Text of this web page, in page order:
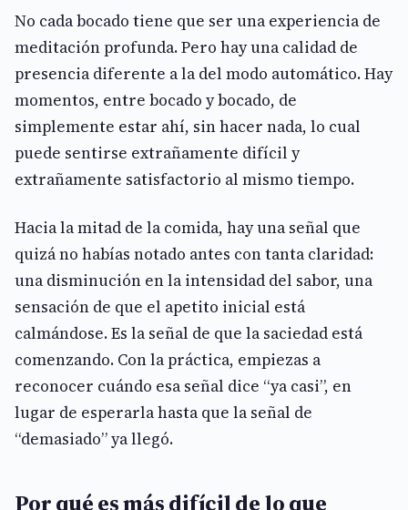
No cada bocado tiene que ser una experiencia de
meditación profunda. Pero hay una calidad de
presencia diferente a la del modo automático. Hay
momentos, entre bocado y bocado, de
simplemente estar ahí, sin hacer nada, lo cual
puede sentirse extrañamente difícil y
extrañamente satisfactorio al mismo tiempo.
Hacia la mitad de la comida, hay una señal que
quizá no habías notado antes con tanta claridad:
una disminución en la intensidad del sabor, una
sensación de que el apetito inicial está
calmándose. Es la señal de que la saciedad está
comenzando. Con la práctica, empiezas a
reconocer cuándo esa señal dice “ya casi”, en
lugar de esperarla hasta que la señal de
“demasiado” ya llegó.
Por qué es más difícil de lo que